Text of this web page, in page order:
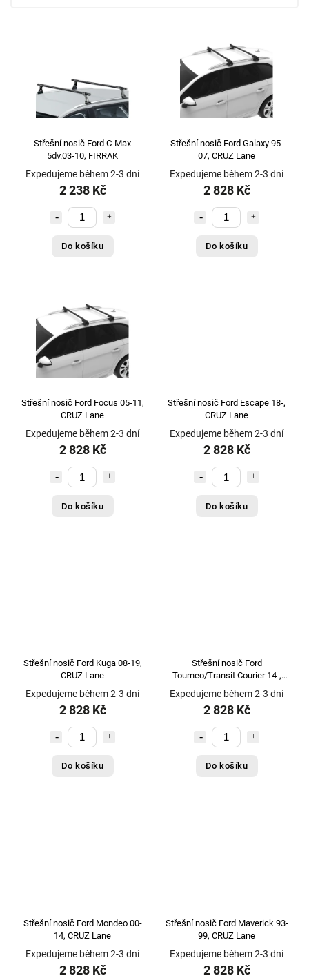
Střešní nosič Ford C-Max
5dv.03-10, FIRRAK
Expedujeme během 2-3 dní
2 238 Kč
Do košíku
Střešní nosič Ford Galaxy 95-
07, CRUZ Lane
Expedujeme během 2-3 dní
2 828 Kč
Do košíku
Střešní nosič Ford Focus 05-11,
CRUZ Lane
Expedujeme během 2-3 dní
2 828 Kč
Do košíku
Střešní nosič Ford Escape 18-,
CRUZ Lane
Expedujeme během 2-3 dní
2 828 Kč
Do košíku
Střešní nosič Ford Kuga 08-19,
CRUZ Lane
Expedujeme během 2-3 dní
2 828 Kč
Do košíku
Střešní nosič Ford
Tourneo/Transit Courier 14-,
CRUZ Lane
Expedujeme během 2-3 dní
2 828 Kč
Do košíku
Střešní nosič Ford Mondeo 00-
14, CRUZ Lane
Expedujeme během 2-3 dní
2 828 Kč
Střešní nosič Ford Maverick 93-
99, CRUZ Lane
Expedujeme během 2-3 dní
2 828 Kč